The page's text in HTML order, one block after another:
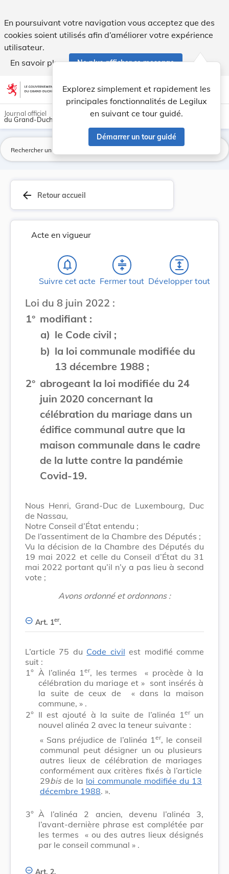
En poursuivant votre navigation vous acceptez que des
cookies soient utilisés afin d’améliorer votre expérience
utilisateur.
En savoir plus
Ne plus afficher ce message
Aller au contenu account_circle help Aide
Explorez simplement et rapidement les
principales fonctionnalités de Legilux
en suivant ce tour guidé.
Démarrer un tour guidé
light_mode dark_mode
Journal officiel
du Grand-Duché de Luxembourg
arrow_back Retour accueil
Acte en vigueur
notifications_none
Suivre cet acte
compress
Fermer tout
expand
Développer tout
Loi du 8 juin 2022 :
1° modifiant :
a) le Code civil ;
b) la loi communale modifiée du
13 décembre 1988 ;
2° abrogeant la loi modifiée du 24
juin 2020 concernant la
célébration du mariage dans un
édifice communal autre que la
maison communale dans le cadre
de la lutte contre la pandémie
Covid-19.
Nous Henri, Grand-Duc de Luxembourg, Duc
de Nassau,
Notre Conseil d’État entendu ;
De l’assentiment de la Chambre des Députés ;
Vu la décision de la Chambre des Députés du
19 mai 2022 et celle du Conseil d’État du 31
mai 2022 portant qu’il n’y a pas lieu à second
vote ;
Avons ordonné et ordonnons :
Art. 1er.
L’article 75 du Code civil est modifié comme
suit :
1° À l’alinéa 1er, les termes
« procède à la
célébration du mariage et » sont insérés à
la suite de ceux de
« dans la maison
commune, » .
2° Il est ajouté à la suite de l’alinéa 1 erun
nouvel alinéa 2 avec la teneur suivante :
« Sans préjudice de l’alinéa 1 er, le conseil
communal peut désigner un ou plusieurs
autres lieux de célébration de mariages
conformément aux critères fixés à l’article
29bisde la loi communale modifiée du 13
décembre 1988. ».
3° À l’alinéa 2 ancien, devenu l’alinéa 3,
l’avant-dernière phrase est complétée par
les termes
« ou des autres lieux désignés
par le conseil communal » .
Art. 2.